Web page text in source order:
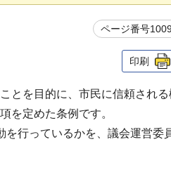
ページ番号
印刷
を目的に、市民に信頼され
を定めた条例です。
行っているかを、議会運営委